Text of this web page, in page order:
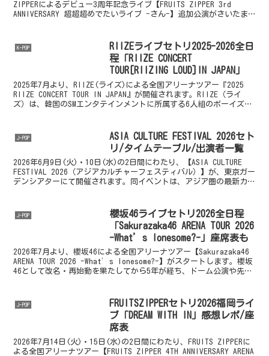
ZIPPERによるデビュー3周年記念ライブ【FRUITS ZIPPER 3rd
ANNIVERSARY 超超超めでたいライブ -さん-】追加公演がさいたま
K-POP
RIIZEライブセトリ2025-2026全日
程「RIIZE CONCERT
TOUR[RIIZING LOUD]IN JAPAN」
2025年7月より、RIIZE(ライズ)による全国アリーナツアー『2025
RIIZE CONCERT TOUR IN JAPAN』が開催されます。RIIZE（ライ
ズ）は、韓国のSMエンタテインメントに所属する6人組のボーイズグ
J-POP
ASIA CULTURE FESTIVAL 2026セト
リ/タイムテーブル/出演者一覧
2026年6月9日(火)・10日(水)の2日間にわたり、【ASIA CULTURE
FESTIVAL 2026（アジアカルチャーフェスティバル）】が、東京ガー
デンシアターにて開催されます。同イベントは、アジア圏の最新カル
J-POP
櫻坂46ライブセトリ2026全日程
「Sakurazaka46 ARENA TOUR 2026
-What’s lonesome?-」座席表も
2026年7月より、櫻坂46による全国アリーナツアー【Sakurazaka46
ARENA TOUR 2026 -What’s lonesome?-】がスタートします。櫻坂
46として改名・再始動を果たしてから5年が経ち、ドーム公演や先日
J-POP
FRUITSZIPPERセトリ2026福岡ライ
ブ「DREAM WITH IN」感想レポ/座
席表
2026年7月14日(火)・15日(水)の2日間にわたり、FRUITS ZIPPERに
よる全国アリーナツアー【FRUITS ZIPPER 4TH ANNIVERSARY ARENA